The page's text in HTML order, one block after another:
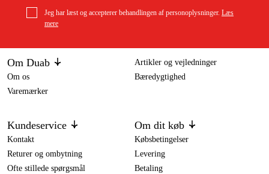
Jeg har læst og accepterer behandlingen af personoplysninger. Læs
mere
Om Duab
Om os
Varemærker
Artikler og vejledninger
Bæredygtighed
Kundeservice
Kontakt
Returer og ombytning
Ofte stillede spørgsmål
Om dit køb
Købsbetingelser
Levering
Betaling